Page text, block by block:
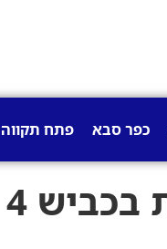
כפר סבא פתח תקווה